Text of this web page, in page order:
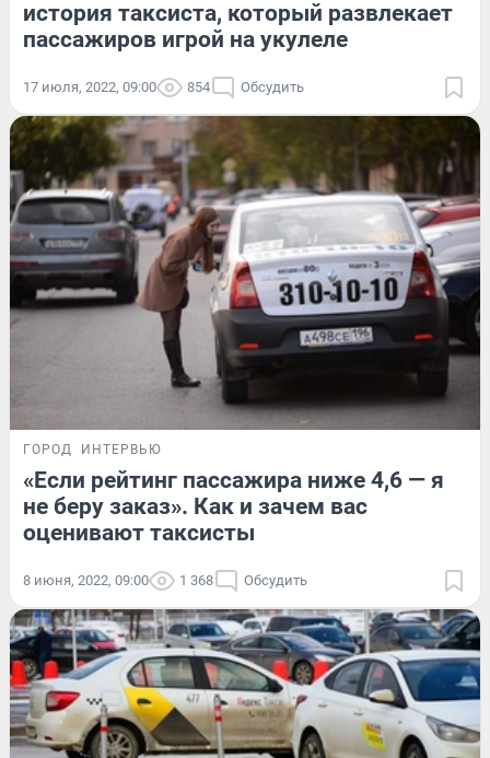
история таксиста, который развлекает
пассажиров игрой на укулеле
17 июля, 2022, 09:00 854 Обсудить
ГОРОД ИНТЕРВЬЮ
«Если рейтинг пассажира ниже 4,6 — я
не беру заказ». Как и зачем вас
оценивают таксисты
8 июня, 2022, 09:00 1 368 Обсудить